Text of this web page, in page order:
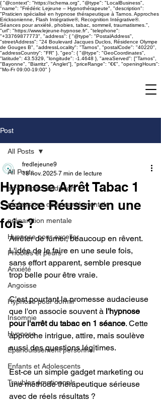
{ "@context": "https://schema.org", "@type": "LocalBusiness",
"name": "Frédéric Lejeune – Hypnothérapeute", "description":
"Praticien spécialisé en hypnose thérapeutique à Tarnos. Approches
Ericksonienne, Flash Intégrative®, Recognition Intégrative®.
Séances pour anxiété, phobies, tabac, sommeil, traumatismes.",
"url": "https://www.lejeune-hypnose.fr", "telephone":
"+33769877773", "address": { "@type": "PostalAddress",
"streetAddress": "24 Boulevard Jacques Duclos, Résidence Olympe
de Gouges B", "addressLocality": "Tarnos", "postalCode": "40220",
"addressCountry": "FR" }, "geo": { "@type": "GeoCoordinates",
"latitude": 43.5329, "longitude": -1.4648 }, "areaServed": ["Tarnos",
"Bayonne", "Biarritz", "Anglet"], "priceRange": "€€", "openingHours":
"Mo-Fr 09:00-19:00" }
Post
All Posts
arret tabac, addiction
professions de la santé mentale
préparation mentale
Hypnose pour exceller
Phobies et peurs
Anxiété
Angoisse
Hypnose pour dormir
Insomnie
Hypnose
Epanouissement personnel
Enfants et Adolescents
Troubles émotionnels
All Posts
Hypnose Arrêt Tabac 1
Séance Réussir en une
fois ?
fredlejeune9
18 nov. 2025 7 min de lecture
Arrêter de fumer, beaucoup en rêvent.
L'idée de le faire en une seule fois,
sans effort apparent, semble presque
trop belle pour être vraie.
C'est pourtant la promesse audacieuse
que l'on associe souvent à l'hypnose
pour l'arrêt du tabac en 1 séance. Cette
approche intrigue, attire, mais soulève
aussi des questions légitimes.
Est-ce un simple gadget marketing ou
une méthode thérapeutique sérieuse
avec de réels résultats ?